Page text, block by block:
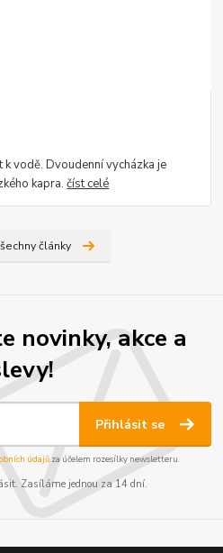
vodě. Dvoudenní vycházka je
kapra.číst celé
články
novinky, akce a
Přihlásit se
údajůza účelem rozesílky newsletteru.
Zasíláme jednou za 14 dní.